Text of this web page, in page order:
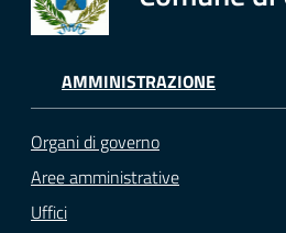
AMMINISTRAZIONE
Organi di governo
Aree amministrative
Uffici